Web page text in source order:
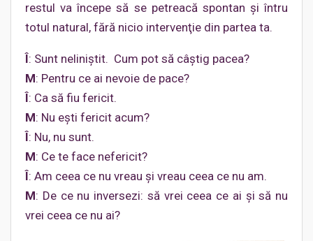
restul va începe să se petreacă spontan şi întru
totul natural, fără nicio intervenţie din partea ta.
Î: Sunt neliniştit. Cum pot să câştig pacea?
M: Pentru ce ai nevoie de pace?
Î: Ca să fiu fericit.
M: Nu eşti fericit acum?
Î: Nu, nu sunt.
M: Ce te face nefericit?
Î: Am ceea ce nu vreau şi vreau ceea ce nu am.
M: De ce nu inversezi: să vrei ceea ce ai şi să nu
vrei ceea ce nu ai?